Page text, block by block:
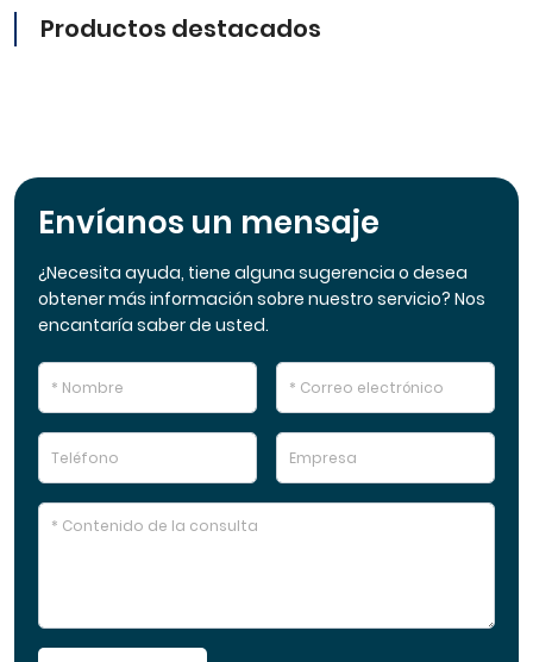
Productos destacados
Envíanos un mensaje
¿Necesita ayuda, tiene alguna sugerencia o desea
obtener más información sobre nuestro servicio? Nos
encantaría saber de usted.